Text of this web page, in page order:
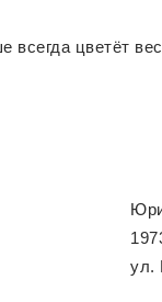
всегда цветёт
ул.